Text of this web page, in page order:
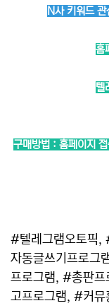
N사 키워드
홈
텔
구매방법 : 홈페이지
#텔레그램오토픽,
자동글쓰기프로그
프로그램, #총판
고프로그램, #커